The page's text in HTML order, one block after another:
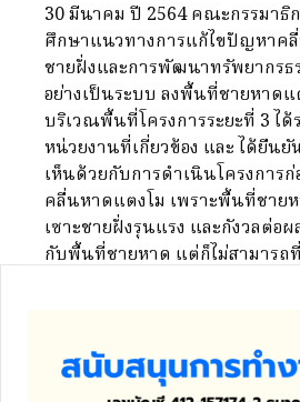
30 มีนาคม ปี 2564 คณะกรรมา
ศึกษาแนวทางการแก้ไขปัญหาคลื่
ชายฝั่งและการพัฒนาทรัพยากรธ
อย่างเป็นระบบ ลงพื้นที่ชายหาดแ
บริเวณพื้นที่โครงการระยะที่ 3 ไ
หน่วยงานที่เกี่ยวข้อง และ ได้ยืนยั
เห็นด้วยกับการดำเนินโครงการ
คลื่นหาดแตงโม เพราะพื้นที่ชาย
เซาะชายฝั่งรุนแรง และกังวลต่อ
กับพื้นที่ชายหาด แต่ก็ไม่สามารถ
ให้มีการดำเนินโครงการเพื่อกา
ชายฝั่งในพื้นที่ชายหาดซึ่งต่อเนื่